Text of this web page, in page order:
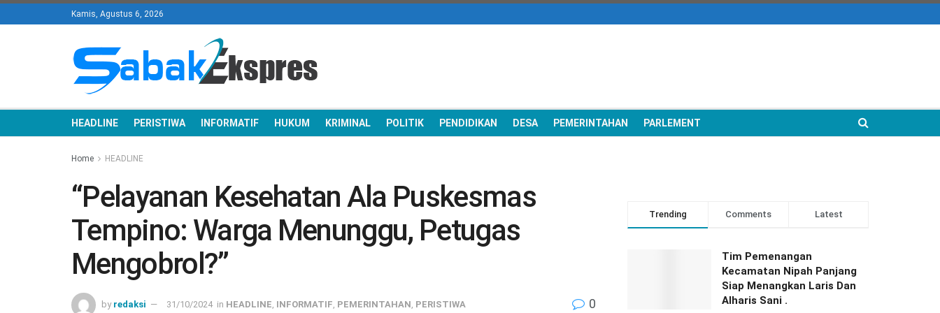
Kamis, Agustus 6, 2026
HEADLINE PERISTIWA INFORMATIF HUKUM KRIMINAL POLITIK PENDIDIKAN DESA PEMERINTAHAN PARLEMENT
Home HEADLINE
“Pelayanan Kesehatan Ala Puskesmas
Tempino: Warga Menunggu, Petugas
Mengobrol?”
by redaksi 31/10/2024 in HEADLINE INFORMATIF PEMERINTAHAN PERISTIWA 0
Trending Comments Latest
Tim Pemenangan
Kecamatan Nipah Panjang
Siap Menangkan Laris Dan
Alharis Sani .